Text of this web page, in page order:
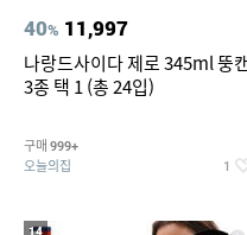
40% 11,997
나랑드사이다 제로 345ml 뚱
3종 택 1 (총 24입)
구매 999+
오늘의집 1
14